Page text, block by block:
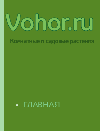
ГЛАВНАЯ